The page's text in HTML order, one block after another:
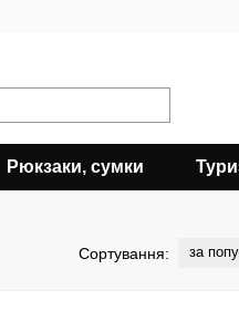
Рюкзаки, сумки
Сортування: за